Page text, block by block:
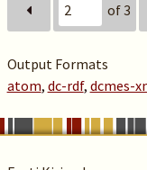
of 3
Output Formats
atom, dc-rdf, dcmes-